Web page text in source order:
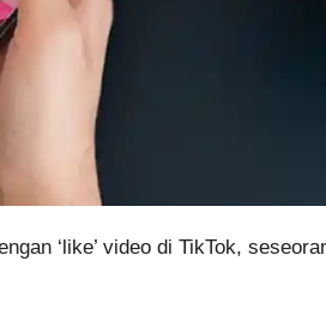
‘like’ video di TikTok,